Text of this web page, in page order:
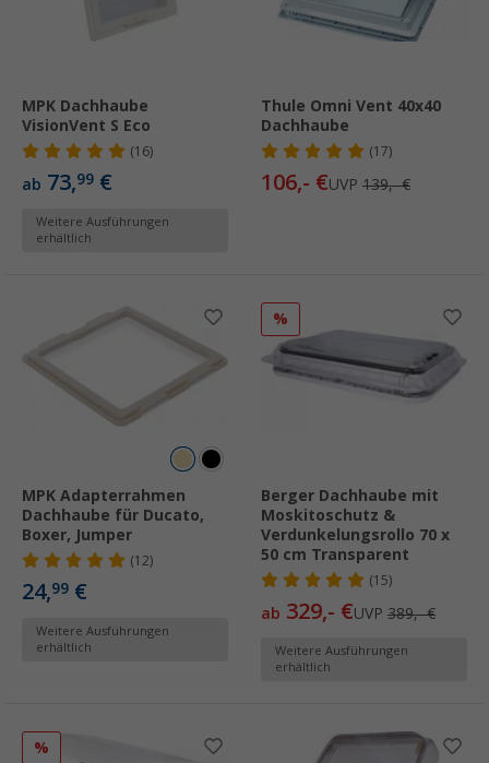
MPK Dachhaube
VisionVent S Eco
(16)
ab 73,99 €
Weitere Ausführungen
erhältlich
Thule Omni Vent 40x40
Dachhaube
(17)
106,- €UVP 139,- €
MPK Adapterrahmen
Dachhaube für Ducato,
Boxer, Jumper
(12)
24,99 €
Weitere Ausführungen
erhältlich
%
Berger Dachhaube mit
Moskitoschutz &
Verdunkelungsrollo 70 x
50 cm Transparent
(15)
ab 329,- €UVP 389,- €
Weitere Ausführungen
erhältlich
%